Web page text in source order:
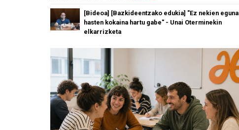
[Bideoa] [Bazkideentzako edukia] "Ez nekien eguna
hasten kokaina hartu gabe" - Unai Oterminekin
elkarrizketa